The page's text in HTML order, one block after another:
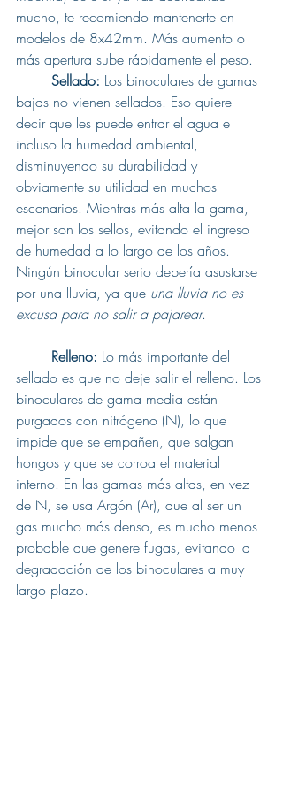
mucho, te recomiendo mantenerte en
modelos de 8x42mm. Más aumento o
más apertura sube rápidamente el peso.
	Sellado:
Los binoculares de gamas
bajas no vienen sellados. Eso quiere
decir que les puede entrar el agua e
incluso la humedad ambiental,
disminuyendo su durabilidad y
obviamente su utilidad en muchos
escenarios. Mientras más alta la gama,
mejor son los sellos, evitando el ingreso
de humedad a lo largo de los años.
Ningún binocular serio debería asustarse
por una lluvia, ya que una lluvia no es
excusa para no salir a pajarear.
Relleno: Lo más importante del
sellado es que no deje salir el relleno. Los
binoculares de gama media están
purgados con nitrógeno (N), lo que
impide que se empañen, que salgan
hongos y que se corroa el material
interno. En las gamas más altas, en vez
de N, se usa Argón (Ar), que al ser un
gas mucho más denso, es mucho menos
probable que genere fugas, evitando la
degradación de los binoculares a muy
largo plazo.